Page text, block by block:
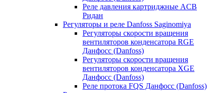
Реле давления картриджные ACB
Ридан
Регуляторы и реле Danfoss Saginomiya
Регуляторы скорости вращения
вентиляторов конденсатора RGE
Данфосс (Danfoss)
Регуляторы скорости вращения
вентиляторов конденсатора XGE
Данфосс (Danfoss)
Реле протока FQS Данфосс (Danfoss)